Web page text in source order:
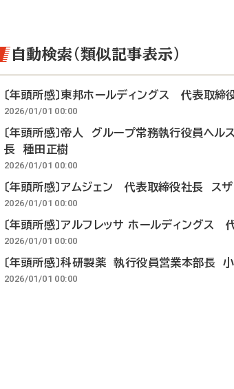
自動検索（類似記事表示）
〔年頭所感〕東邦ホールディングス 代表取
2026/01/01 00:00
〔年頭所感〕帝人 グループ常務執行役員ヘル
長 種田正樹
2026/01/01 00:00
〔年頭所感〕アムジェン 代表取締役社長 スザ
2026/01/01 00:00
〔年頭所感〕アルフレッサ ホールディング
2026/01/01 00:00
〔年頭所感〕科研製薬 執行役員営業本部長
2026/01/01 00:00